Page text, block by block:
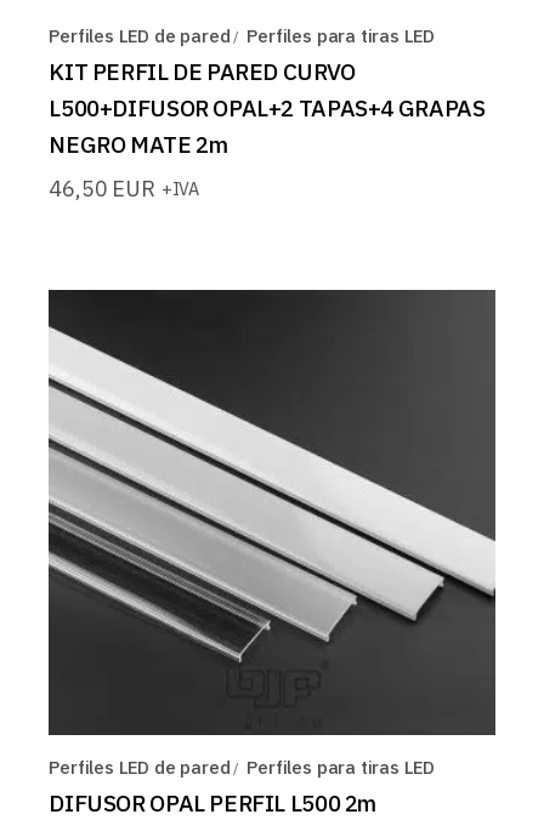
Perfiles LED de pared Perfiles para tiras LED
KIT PERFIL DE PARED CURVO
L500+DIFUSOR OPAL+2 TAPAS+4 GRAPAS
NEGRO MATE 2m
46,50 EUR +IVA
Perfiles LED de pared Perfiles para tiras LED
DIFUSOR OPAL PERFIL L500 2m